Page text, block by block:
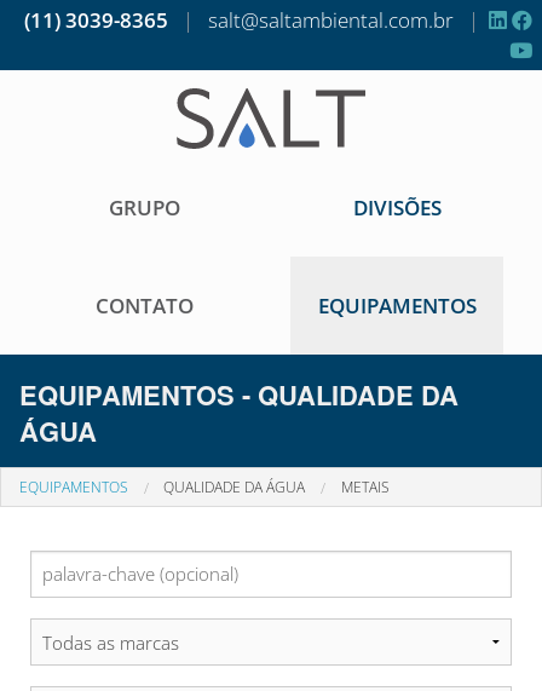
(11) 3039-8365 | salt@saltambiental.com.br |
GRUPO DIVISÕES
CONTATO EQUIPAMENTOS
EQUIPAMENTOS - QUALIDADE DA
ÁGUA
EQUIPAMENTOS QUALIDADE DA ÁGUA METAIS